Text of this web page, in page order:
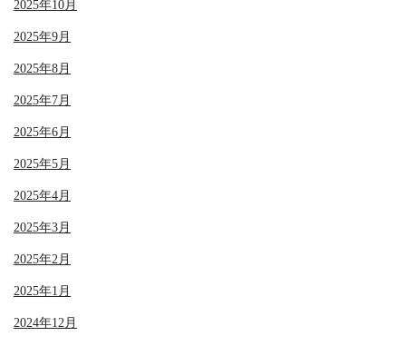
2025年10月
2025年9月
2025年8月
2025年7月
2025年6月
2025年5月
2025年4月
2025年3月
2025年2月
2025年1月
2024年12月